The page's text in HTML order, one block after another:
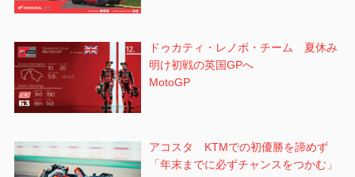
ドゥカティ・レノボ・チーム 夏休み
明け初戦の英国GPへ
MotoGP
アコスタ KTMでの初優勝を諦めず
「年末までに必ずチャンスをつかむ」